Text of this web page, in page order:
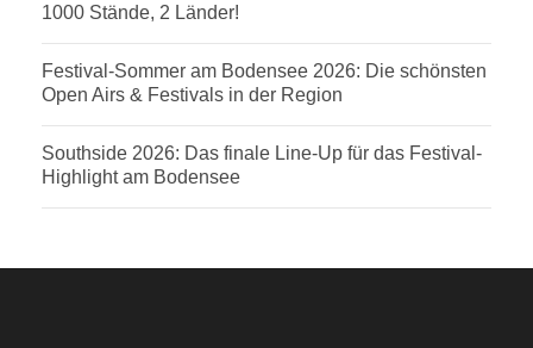
1000 Stände, 2 Länder!
Festival-Sommer am Bodensee 2026: Die schönsten
Open Airs & Festivals in der Region
Southside 2026: Das finale Line-Up für das Festival-
Highlight am Bodensee